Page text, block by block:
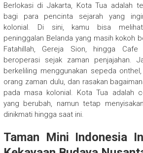
Berlokasi di Jakarta, Kota Tua adalah
bagi para pencinta sejarah yang
kolonial. Di sini, kamu bisa melihat
peninggalan Belanda yang masih kokoh
Fatahillah, Gereja Sion, hingga
beroperasi sejak zaman penjajahan.
berkeliling menggunakan sepeda
orang zaman dulu, dan rasakan
pada masa kolonial. Kota Tua adalah
yang berubah, namun tetap
dinikmati hingga saat ini.
Taman Mini Indonesia